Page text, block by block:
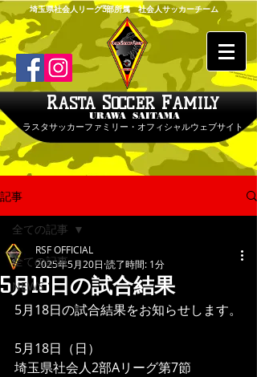
埼玉県社会人リーグ3部所属 社会人サッカーチーム
RASTASOCCERFAMILY
URAWA SAITAMA
ラスタサッカーファミリー・オフィシャルウェブサイト
記事
全ての記事
NEWS
全ての記事
5月18日の試合結果
RSF OFFICIAL
2025年5月20日 読了時間: 1分
5月18日の試合結果をお知らせします。
5月18日（日）
埼玉県社会人2部Aリーグ第7節